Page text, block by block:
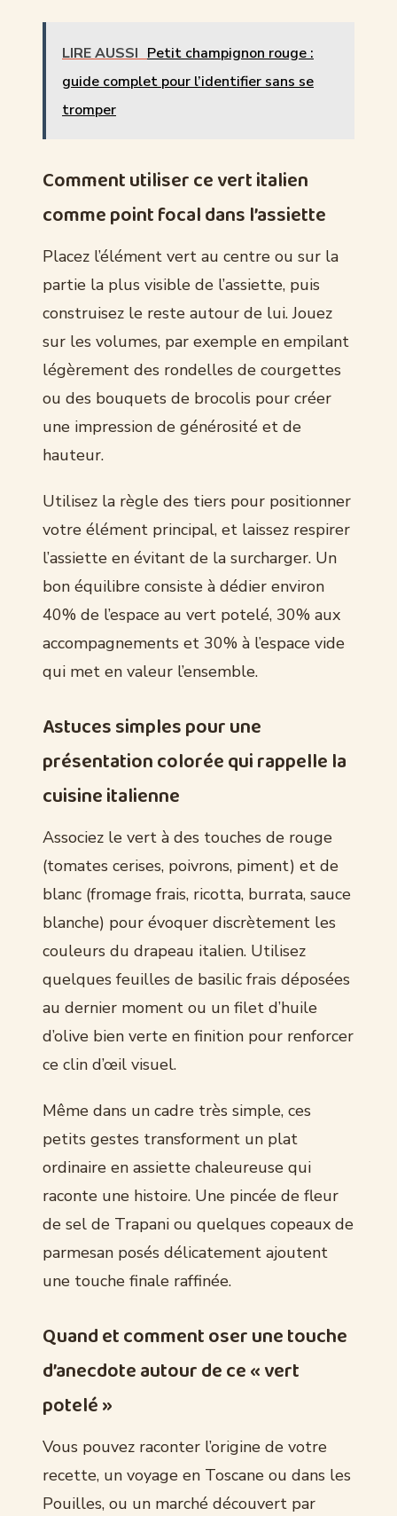
LIRE AUSSI Petit champignon rouge :
guide complet pour l’identifier sans se
tromper
Comment utiliser ce vert italien
comme point focal dans l’assiette
Placez l’élément vert au centre ou sur la
partie la plus visible de l’assiette, puis
construisez le reste autour de lui. Jouez
sur les volumes, par exemple en empilant
légèrement des rondelles de courgettes
ou des bouquets de brocolis pour créer
une impression de générosité et de
hauteur.
Utilisez la règle des tiers pour positionner
votre élément principal, et laissez respirer
l’assiette en évitant de la surcharger. Un
bon équilibre consiste à dédier environ
40% de l’espace au vert potelé, 30% aux
accompagnements et 30% à l’espace vide
qui met en valeur l’ensemble.
Astuces simples pour une
présentation colorée qui rappelle la
cuisine italienne
Associez le vert à des touches de rouge
(tomates cerises, poivrons, piment) et de
blanc (fromage frais, ricotta, burrata, sauce
blanche) pour évoquer discrètement les
couleurs du drapeau italien. Utilisez
quelques feuilles de basilic frais déposées
au dernier moment ou un filet d’huile
d’olive bien verte en finition pour renforcer
ce clin d’œil visuel.
Même dans un cadre très simple, ces
petits gestes transforment un plat
ordinaire en assiette chaleureuse qui
raconte une histoire. Une pincée de fleur
de sel de Trapani ou quelques copeaux de
parmesan posés délicatement ajoutent
une touche finale raffinée.
Quand et comment oser une touche
d’anecdote autour de ce « vert
potelé »
Vous pouvez raconter l’origine de votre
recette, un voyage en Toscane ou dans les
Pouilles, ou un marché découvert par